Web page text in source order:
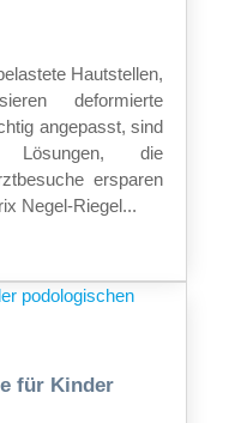
Hautstellen,
deformierte
angepasst, sind
Lösungen, die
ersparen
Negel-Riegel...
für Kinder